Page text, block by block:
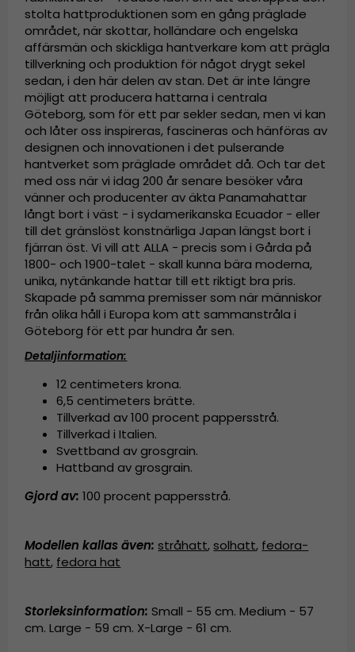
stolta hattproduktionen som en gång präglade
området, när skottar, holländare och engelska
affärsmän och skickliga hantverkare kom att prägla
tillverkning och produktion för något drygt sekel
sedan, i den här delen av stan. Det är inte längre
möjligt att producera hattarna i centrala
Göteborg, som för ett par sekler sedan, men vi kan
och låter oss inspireras, fascineras och hänföras av
designen och innovationen i det pulserande
hantverket som präglade området då. Och tar det
med oss när vi idag 200 år senare besöker våra
vänner och producenter av äkta Panamahattar
långt bort i väst - i sydamerikanska Ecuador - eller
till det gränslöst konstnärliga Japan längst bort i
fjärran öst. Vi vill att ALLA - precis som i Gårda på
1800- och 1900-talet - skall kunna bära moderna,
unika, nytänkande hattar till ett riktigt bra pris.
Skapade på samma premisser som när människor
från olika håll i Europa kom att sammanstråla i
Göteborg för ett par hundra år sen.
Detaljinformation:
12 centimeters krona.
6,5 centimeters brätte.
Tillverkad av100 procent pappersstrå.
Tillverkad i Italien.
Svettband av grosgrain.
Hattband av grosgrain.
Gjord av: 100 procent pappersstrå.
Modellen kallas även: stråhatt, solhatt, fedora-
hatt, fedora hat
Storleksinformation:Small - 55 cm. Medium - 57
cm. Large - 59 cm. X-Large - 61 cm.